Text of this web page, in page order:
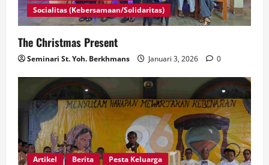
Socialitas (Kebersamaan/Solidaritas)
The Christmas Present
Seminari St. Yoh. Berkhmans Januari 3, 2026 0
Artikel Berita
Pesta Keluarga